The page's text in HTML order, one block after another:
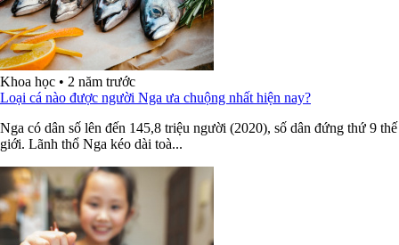
Khoa học • 2 năm trước
Loại cá nào được người Nga ưa chuộng nhất hiện nay?
Nga có dân số lên đến 145,8 triệu người (2020), số dân đứng thứ 9 thế
giới. Lãnh thổ Nga kéo dài toà...